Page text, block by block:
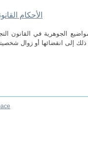
الأحكام
الجوهرية في القانون